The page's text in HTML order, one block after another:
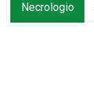
Necrologio